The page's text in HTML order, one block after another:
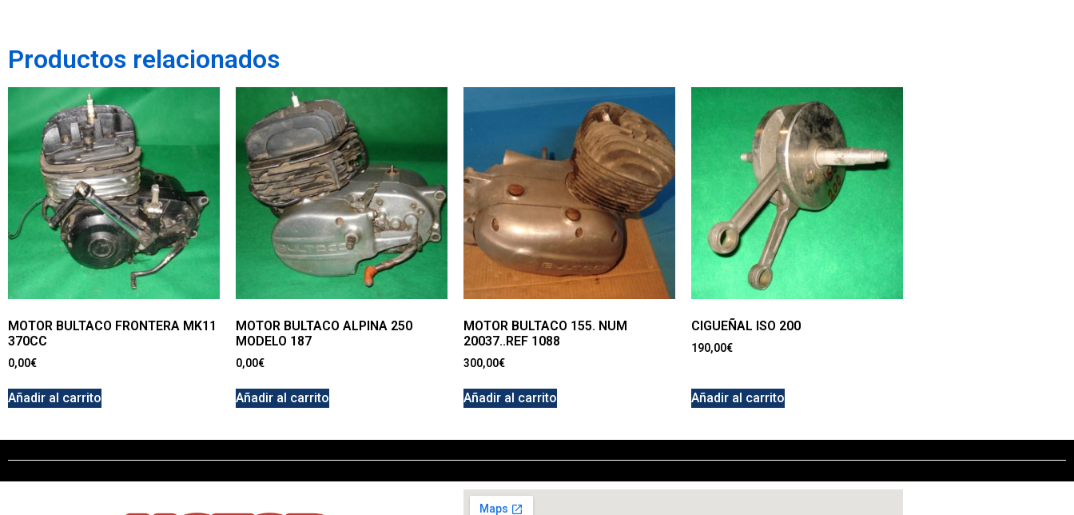
Productos relacionados
MOTOR BULTACO FRONTERA MK11
370CC
0,00€
Añadir al carrito
MOTOR BULTACO ALPINA 250
MODELO 187
0,00€
Añadir al carrito
MOTOR BULTACO 155. NUM
20037..REF 1088
300,00€
Añadir al carrito
CIGUEÑAL ISO 200
190,00€
Añadir al carrito